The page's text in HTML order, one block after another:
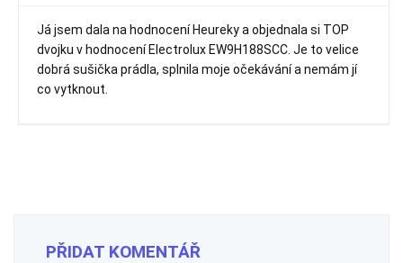
Já jsem dala na hodnocení Heureky a objednala si TOP
dvojku v hodnocení Electrolux EW9H188SCC. Je to velice
dobrá sušička prádla, splnila moje očekávání a nemám jí
co vytknout.
PŘIDAT KOMENTÁŘ